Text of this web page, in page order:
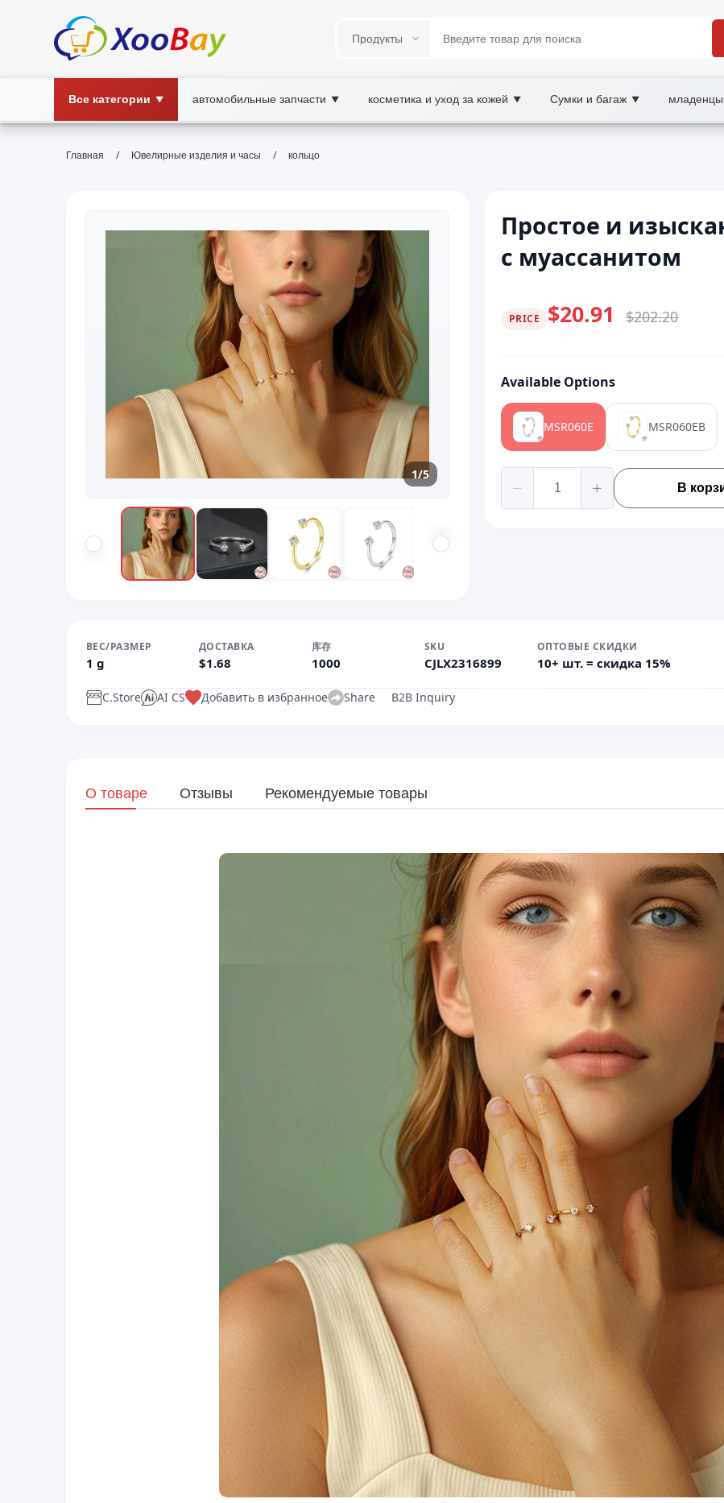
Все категории ▼ автомобильные запчасти ▼ косметика и уход за кожей ▼ Сумки и багаж ▼ младенцы
Главная / Ювелирные изделия и часы / кольцо
1/5
Простое и
с муассанитом
PRICE $20.91 $202.20
Available Options
MSR060E MSR060EB
В
ВЕС/РАЗМЕР
1 g
ДОСТАВКА
$1.68
库存
1000
SKU
CJLX2316899
ОПТОВЫЕ СКИДКИ
10+ шт. = скидка 15%
C.Store AI CS Добавить в избранное Share B2B Inquiry
О товаре Отзывы Рекомендуемые товары